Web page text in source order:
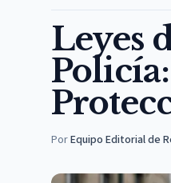
Leyes
PorEquipo Editorial de